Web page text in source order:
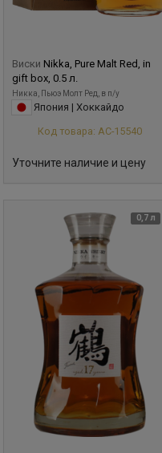
Виски Nikka, Pure Malt Red, in
gift box, 0.5 л.
Никка, Пьюэ Молт Ред, в п/у
Япония | Хоккайдо
Код товара: АС-15540
Уточните наличие и цену
0,7 л